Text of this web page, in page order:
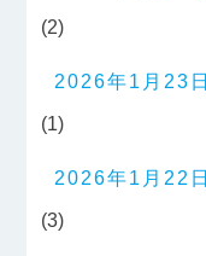
(2)
2026年1月23日
(1)
2026年1月22日
(3)